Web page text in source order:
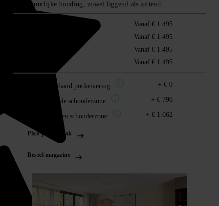
een natuurlijke houding, zowel liggend als zittend.
Vanaf € 1.495
Vanaf € 1.495
Vanaf € 1.495
Vanaf € 1.495
Type 1: Standaard pocketvering + € 0
Type 2: Soepele schouderzone + € 790
Type 3: Heup en schouderzone + € 1.062
Plan je afspraak
Bestel magazine